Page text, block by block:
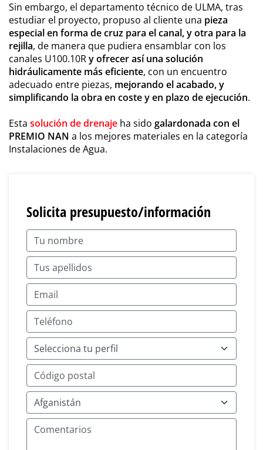
Sin embargo, el departamento técnico de ULMA, tras
estudiar el proyecto, propuso al cliente una pieza
especial en forma de cruz para el canal, y otra para la
rejilla, de manera que pudiera ensamblar con los
canales U100.10Ry ofrecer así una solución
hidráulicamente más eficiente, con un encuentro
adecuado entre piezas, mejorando el acabado, y
simplificando la obra en coste y en plazo de ejecución.
Esta solución de drenaje ha sido galardonada con el
PREMIO NAN a los mejores materiales en la categoría
Instalaciones de Agua.
Solicita presupuesto/información